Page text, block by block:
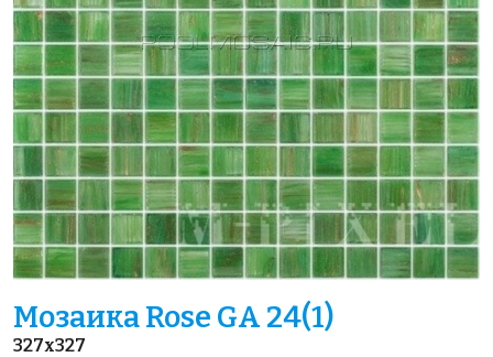
Мозаика Rose GA 24(1)
327x327